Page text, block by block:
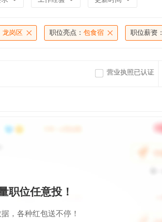
龙岗区 职位亮点： 包食宿 职位薪资：
营业执照已认证
职位任意投！
，各种红包送不停！